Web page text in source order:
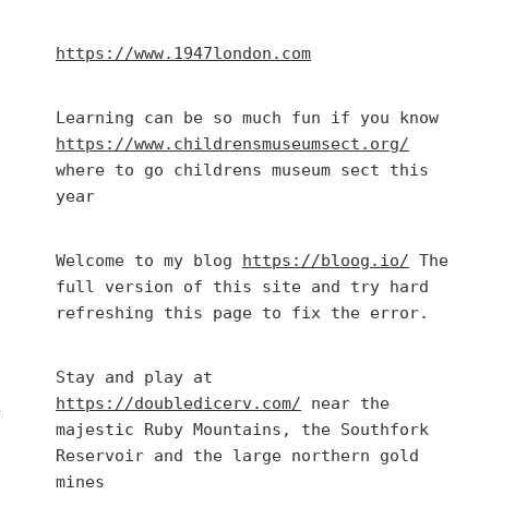
https://www.1947london.com
https://www.childrensmuseumsect.org/
where to go childrens museum sect this
year
Welcome to my blog https://bloog.io/ The
full version of this site and try hard
refreshing this page to fix the error.
https://doubledicerv.com/ near the
majestic Ruby Mountains, the Southfork
Reservoir and the large northern gold
mines